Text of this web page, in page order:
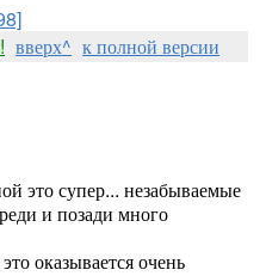
вверх^ к полной версии
это супер... незабываемые
и позади много
оказывается очень